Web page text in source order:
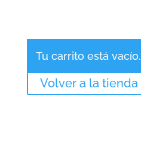
Tu carrito está vacío.
Volver a la tienda